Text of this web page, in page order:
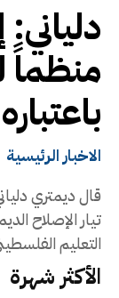
دلياني:
منظماً
الاخبار الرئيسية
قال ديمتري
تيار الإصلاح
التعليم
الأكثر شهرة